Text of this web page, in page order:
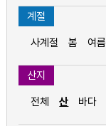
계절
사계절 봄 여름
산지
전체 산 바다